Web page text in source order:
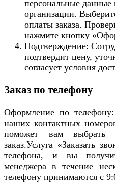
персональные
организации.
оплаты заказа.
нажмите кнопку
Подтверждение:
подтвердит цену,
согласует условия
Заказ по телефону
Оформление по
наших контактных
поможет вам выбрать
заказ.Услуга «Заказать
телефона, и вы
менеджера в течение
телефону принимаются с